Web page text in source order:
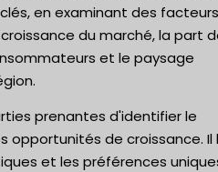
en examinant des
du marché, la part
et le paysage
prenantes d'identifier le
opportunités de croissance. Il
et les préférences